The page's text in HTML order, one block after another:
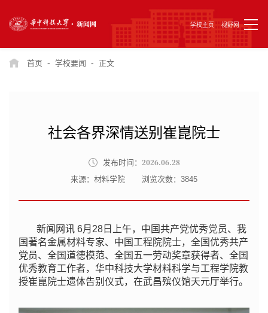
学校主页 视野网
首页 - 学校要闻 - 正文
社会各界深情送别崔崑院士
发布时间： 2026.06.28
来源：材料学院 浏览次数：3845
新闻网讯 6月28日上午，中国共产党优秀党员、我
国著名金属材料专家、中国工程院院士，全国优秀共产
党员、全国道德模范、全国五一劳动奖章获得者、全国
优秀教育工作者，华中科技大学材料科学与工程学院教
授崔崑院士遗体告别仪式，在武昌殡仪馆天元厅举行。